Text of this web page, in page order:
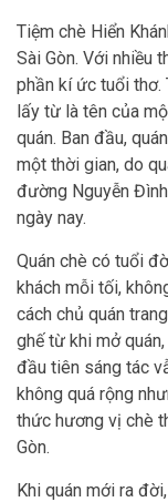
Tiệm chè Hiển
Sài Gòn. Với nhiều
phần kí ức tuổi thơ.
lấy từ là tên của
quán. Ban đầu,
một thời gian, do
đường Nguyễn
ngày nay.
Quán chè có tuổi
khách mỗi tối,
cách chủ quán
ghế từ khi mở
đầu tiên sáng tác
không quá rộng
thức hương vị chè
Gòn.
Khi quán mới ra